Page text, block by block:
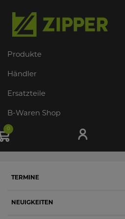
Produkte
Händler
Ersatzteile
B-Waren Shop
0
TERMINE
NEUIGKEITEN